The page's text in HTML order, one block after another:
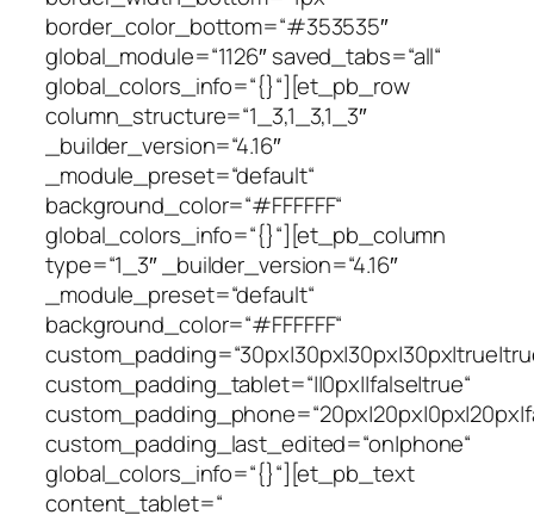
border_color_bottom=“#353535″
global_module=“1126″ saved_tabs=“all“
global_colors_info=“{}“][et_pb_row
column_structure=“1_3,1_3,1_3″
_builder_version=“4.16″
_module_preset=“default“
background_color=“#FFFFFF“
global_colors_info=“{}“][et_pb_column
type=“1_3″ _builder_version=“4.16″
_module_preset=“default“
background_color=“#FFFFFF“
custom_padding_tablet=“||0px||false|true“
custom_padding_last_edited=“on|phone“
global_colors_info=“{}“][et_pb_text
content_tablet=“